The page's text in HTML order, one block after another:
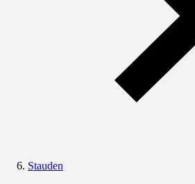
Stauden